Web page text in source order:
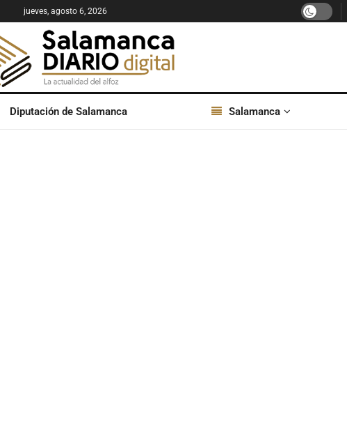
jueves, agosto 6, 2026
Diputación de Salamanca Salamanca